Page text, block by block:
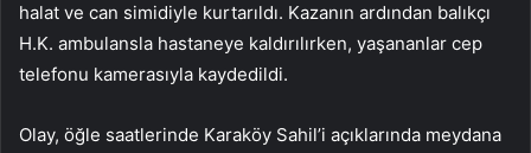
halat ve can simidiyle kurtarıldı. Kazanın ardından balıkçı
H.K. ambulansla hastaneye kaldırılırken, yaşananlar cep
telefonu kamerasıyla kaydedildi.
Olay, öğle saatlerinde Karaköy Sahil’i açıklarında meydana